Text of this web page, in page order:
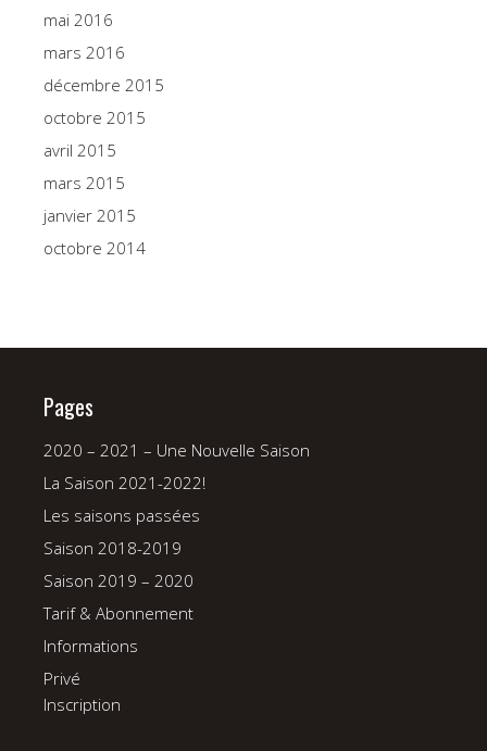
mai 2016
mars 2016
décembre 2015
octobre 2015
avril 2015
mars 2015
janvier 2015
octobre 2014
Pages
2020 – 2021 – Une Nouvelle Saison
La Saison 2021-2022!
Les saisons passées
Saison 2018-2019
Saison 2019 – 2020
Tarif & Abonnement
Informations
Privé
Inscription